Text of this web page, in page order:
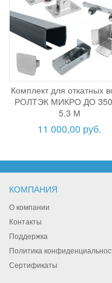
Комплект для откатных
РОЛТЭК МИКРО ДО
5.3 М
11 000,00 руб.
КОМПАНИЯ
О компании
Контакты
Поддержка
Политика
Сертификаты